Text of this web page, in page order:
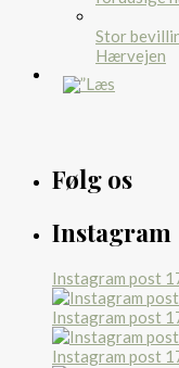
Stor
Hærvejen
Følg os
Instagram
Instagram post
Instagram post
Instagram post